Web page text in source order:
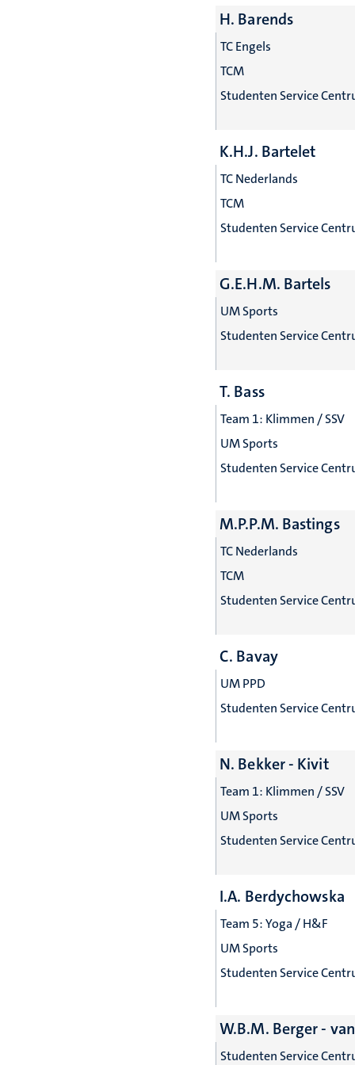
H. Barends
TC Engels
TCM
Studenten Service
K.H.J. Bartelet
TC Nederlands
TCM
Studenten Service
G.E.H.M. Bartels
UM Sports
Studenten Service
T. Bass
Team 1: Klimmen / SSV
UM Sports
Studenten Service
M.P.P.M. Bastings
TC Nederlands
TCM
Studenten Service
C. Bavay
UM PPD
Studenten Service
N. Bekker - Kivit
Team 1: Klimmen / SSV
UM Sports
Studenten Service
I.A. Berdychowska
Team 5: Yoga / H&F
UM Sports
Studenten Service
W.B.M. Berger -
Studenten Service